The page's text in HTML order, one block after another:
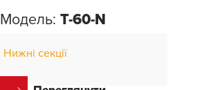
Модель:T-60-N
Нижні секції